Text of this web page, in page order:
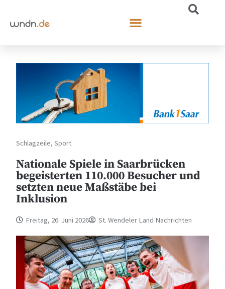
Schlagzeile,Sport
Nationale Spiele in Saarbrücken
begeisterten 110.000 Besucher und
setzten neue Maßstäbe bei
Inklusion
Freitag, 26. Juni 2026 St. Wendeler Land Nachrichten